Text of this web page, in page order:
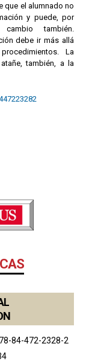
que el alumnado no
y puede, por
también.
debe ir más allá
La
también, a la
84-472-2328-2